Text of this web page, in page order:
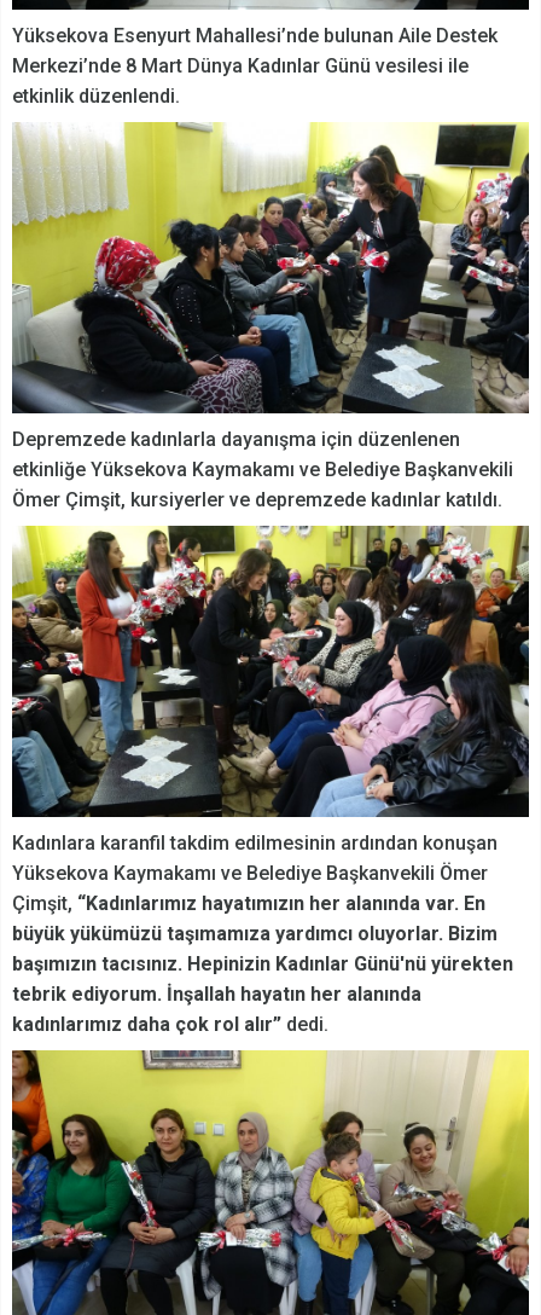
Yüksekova Esenyurt Mahallesi’nde bulunan Aile Destek
Merkezi’nde 8 Mart Dünya Kadınlar Günü vesilesi ile
etkinlik düzenlendi.
Depremzede kadınlarla dayanışma için düzenlenen
etkinliğe Yüksekova Kaymakamı ve Belediye Başkanvekili
Ömer Çimşit, kursiyerler ve depremzede kadınlar katıldı.
Kadınlara karanfil takdim edilmesinin ardından konuşan
Yüksekova Kaymakamı ve Belediye Başkanvekili Ömer
Çimşit, “Kadınlarımız hayatımızın her alanında var. En
büyük yükümüzü taşımamıza yardımcı oluyorlar. Bizim
başımızın tacısınız. Hepinizin Kadınlar Günü'nü yürekten
tebrik ediyorum. İnşallah hayatın her alanında
kadınlarımız daha çok rol alır” dedi.